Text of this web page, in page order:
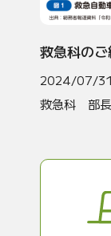
救急科の
2024/07/31
救急科 部